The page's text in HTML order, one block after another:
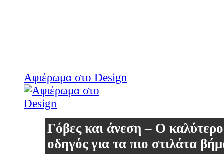
Αφιέρωμα στο Design
Γόβες και άνεση – Ο
οδηγός για τα πιο στιλάτα